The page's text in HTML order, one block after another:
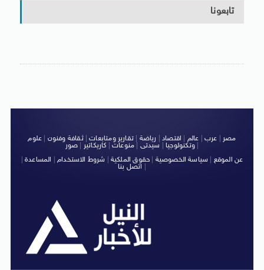
تابعونا
مصر عرب عالم اقتصاد رياضة |تقارير ومتابعات|ثقافة وفنون
علوم
وتكنولوجيا| سيدتى منوعات كاريكاتير صور
|
عن الموقع
سياسة الخصوصية حقوق الملكية شروط الاستخدام| المساعدة|
اتصل بنا